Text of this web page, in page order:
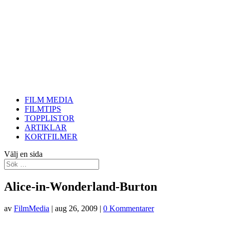
FILM MEDIA
FILMTIPS
TOPPLISTOR
ARTIKLAR
KORTFILMER
Välj en sida
Alice-in-Wonderland-Burton
av FilmMedia | aug 26, 2009 | 0 Kommentarer